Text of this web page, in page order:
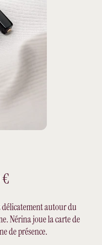
délicatement autour du
Nérina joue la carte de
de présence.